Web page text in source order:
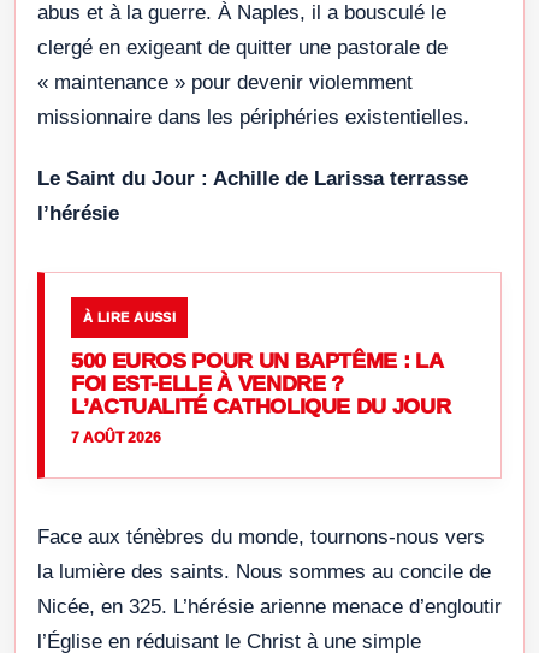
abus et à la guerre. À Naples, il a bousculé le
clergé en exigeant de quitter une pastorale de
« maintenance » pour devenir violemment
missionnaire dans les périphéries existentielles.
Le Saint du Jour : Achille de Larissa terrasse
l’hérésie
À LIRE AUSSI
500 EUROS POUR UN BAPTÊME : LA
FOI EST-ELLE À VENDRE ?
L’ACTUALITÉ CATHOLIQUE DU JOUR
7 AOÛT 2026
Face aux ténèbres du monde, tournons-nous vers
la lumière des saints. Nous sommes au concile de
Nicée, en 325. L’hérésie arienne menace d’engloutir
l’Église en réduisant le Christ à une simple